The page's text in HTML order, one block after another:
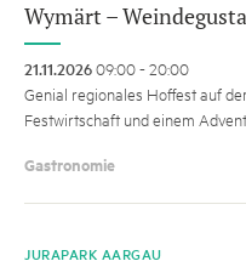
Wymärt –
21.11.202609:00 - 20:00
Genial regionales Hoffest auf
Festwirtschaft und einem
Gastronomie
JURAPARK AARGAU